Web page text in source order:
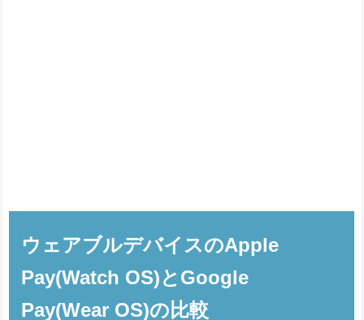
ウェアブルデバイスのApple
Pay(Watch OS)とGoogle
Pay(Wear OS)の比較